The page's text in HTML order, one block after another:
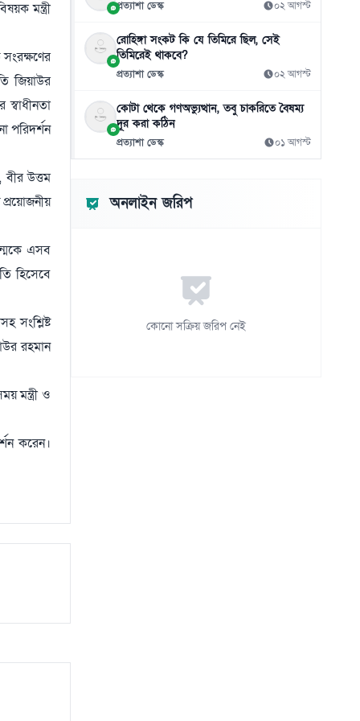
মন্ত্রী
সংরক্ষণের
জিয়াউর
পরিদর্শন
বীর উত্তম
প্রয়োজনীয়
এসব
হিসেবে
সংশ্লিষ্ট
রহমান
মন্ত্রী ও
করেন।
০৬ আগস্ট
১১
নানি-দাদিদের ঘরোয়া রূপচর্চায় ফিরতে পারে
ত্বকের প্রাকৃতিক উজ্জ্বলতা
০৬ আগস্ট
১২
এসি-ফ্রিজ ব্যবহারের ভুলেই বাড়ে বিদ্যুৎ বিল,
যেভাবে সাশ্রয় করবেন
০৬ আগস্ট
০৬ আগস্ট
বিশ্ববাজারে কমলো তেলের দাম
প্রত্যাশা ডেস্ক ০২ আগস্ট
রোহিঙ্গা সংকট কি যে তিমিরে ছিল, সেই
তিমিরেই থাকবে?
প্রত্যাশা ডেস্ক ০২ আগস্ট
কোটা থেকে গণঅভ্যুত্থান, তবু চাকরিতে বৈষম্য
দূর করা কঠিন
প্রত্যাশা ডেস্ক ০১ আগস্ট
অনলাইন জরিপ
কোনো সক্রিয় জরিপ নেই